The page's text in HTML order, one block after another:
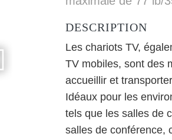
DESCRIPTION
Les chariots TV,
TV mobiles, sont des
accueillir et
Idéaux pour les
tels que les salles de
salles de conférence,